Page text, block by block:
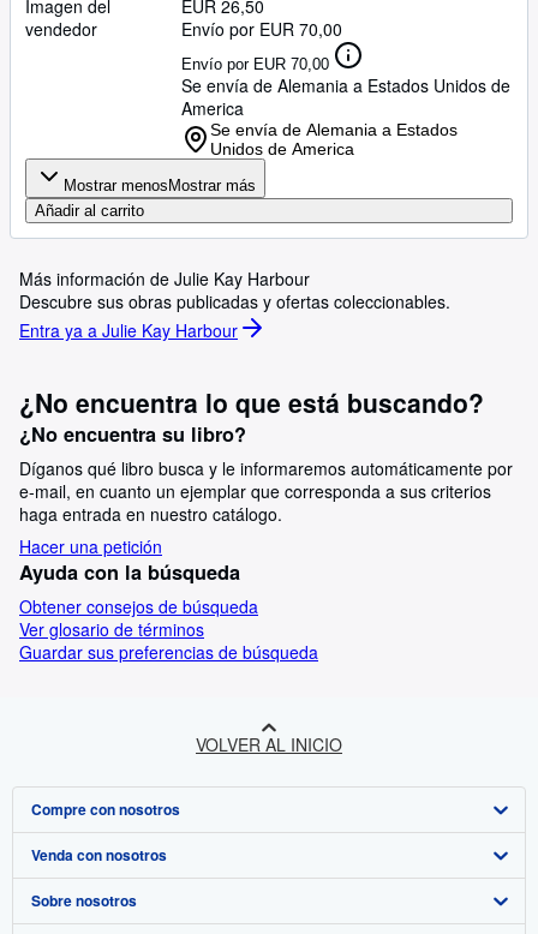
Imagen del
vendedor
EUR 26,50
Envío por EUR 70,00
Envío por EUR 70,00
Se envía de Alemania a Estados Unidos de
America
Se envía de Alemania a Estados
Unidos de America
Mostrar menos Mostrar más
Añadir al carrito
Más información de Julie Kay Harbour
Descubre sus obras publicadas y ofertas coleccionables.
Entra ya a Julie Kay Harbour
¿No encuentra lo que está buscando?
¿No encuentra su libro?
Díganos qué libro busca y le informaremos automáticamente por
e-mail, en cuanto un ejemplar que corresponda a sus criterios
haga entrada en nuestro catálogo.
Hacer una petición
Ayuda con la búsqueda
Obtener consejos de búsqueda
Ver glosario de términos
Guardar sus preferencias de búsqueda
VOLVER AL INICIO
Compre con nosotros
Búsqueda avanzada
Colecciones
Venda con nosotros
Comenzar a vender
Sobre nosotros